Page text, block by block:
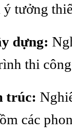
tưởng
dựng:
thi
trúc:
các